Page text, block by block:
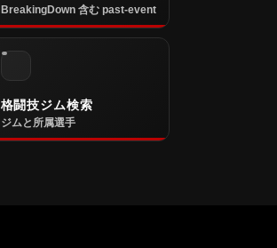
BreakingDown 含む past-event
格闘技ジム検索
ジムと所属選手